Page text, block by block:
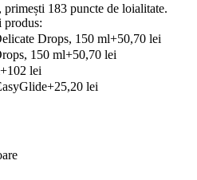
primești 183 puncte de loialitate.
produs:
Drops, 150 ml+50,70 lei
150 ml+50,70 lei
+102 lei
+25,20 lei